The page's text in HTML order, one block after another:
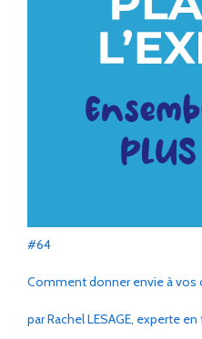
#64
Comment donner envie à vos
par Rachel LESAGE, experte